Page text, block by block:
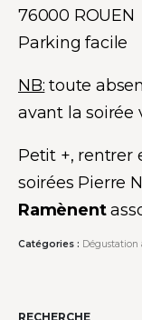
76000 ROUEN
Parking facile
NB: toute
avant la soirée
Petit +, rentrer
soirées Pierre
Ramènent
Catégories : Dégustation
RECHERCHE